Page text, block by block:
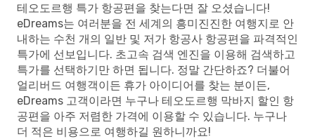
테오도르행 특가 항공편을 찾는다면 잘 오셨습니다!
eDreams는 여러분을 전 세계의 흥미진진한 여행지로 안
내하는 수천 개의 일반 및 저가 항공사 항공편을 파격적인
특가에 선보입니다. 초고속 검색 엔진을 이용해 검색하고
특가를 선택하기만 하면 됩니다. 정말 간단하죠? 더불어
얼리버드 여행객이든 휴가 아이디어를 찾는 분이든,
eDreams 고객이라면 누구나 테오도르행 막바지 할인 항
공편을 아주 저렴한 가격에 이용할 수 있습니다. 누구나
더 적은 비용으로 여행하길 원하니까요!